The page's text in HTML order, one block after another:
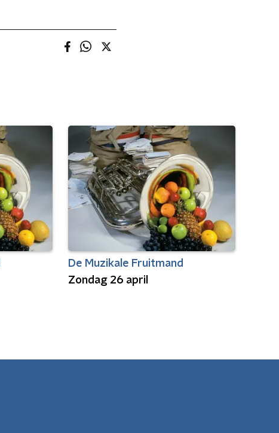
De Muzikale Fruitmand
Zondag 26 april